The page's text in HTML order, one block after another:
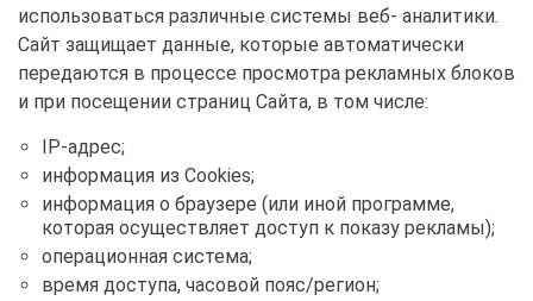
использоваться различные системы веб- аналитики.
Сайт защищает данные, которые автоматически
передаются в процессе просмотра рекламных блоков
и при посещении страниц Сайта, в том числе:
IP-адрес;
информация из Cookies;
информация о браузере (или иной программе,
которая осуществляет доступ к показу рекламы);
операционная система;
время доступа, часовой пояс/регион;